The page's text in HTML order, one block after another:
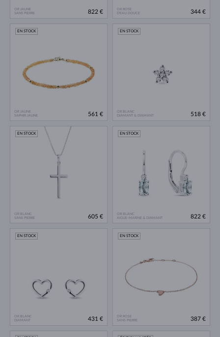
OR JAUNE
SANS PIERRE
822 €
OR ROSE
D'EAU DOUCE
344 €
OR JAUNE
SAPHIR JAUNE
EN STOCK
561 €
OR BLANC
DIAMANT & DIAMANT
EN STOCK
518 €
OR BLANC
SANS PIERRE
EN STOCK
605 €
OR BLANC
AIGUE-MARINE & DIAMANT
EN STOCK
822 €
OR BLANC
DIAMANT
EN STOCK
431 €
OR ROSE
SANS PIERRE
EN STOCK
387 €